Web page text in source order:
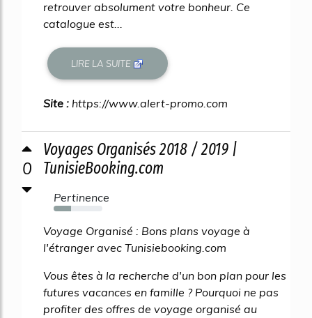
retrouver absolument votre bonheur. Ce
catalogue est...
LIRE LA SUITE
Site : https://www.alert-promo.com
0
Voyages Organisés 2018 / 2019 |
TunisieBooking.com
Pertinence
35%
Voyage Organisé : Bons plans voyage à
l'étranger avec Tunisiebooking.com
Vous êtes à la recherche d'un bon plan pour les
futures vacances en famille ? Pourquoi ne pas
profiter des offres de voyage organisé au